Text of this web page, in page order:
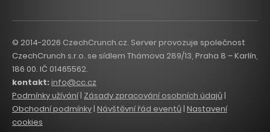
© 2014-2026 CzechCrunch.cz. Server provozuje společnost
CzechCrunch s.r.o. se sídlem Thámova 289/13, Praha 8 – Karlín,
186 00. IČ 01465562.
kontakt:info@cc.cz
Podmínky užívání| Zásady zpracování osobních údajů|
Obchodní podmínky| Návštěvní řád eventů | Nastavení
cookies